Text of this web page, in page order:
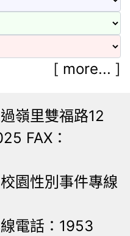
[ more... ]
嶺里雙福路12
FAX：
園性別事件專線
電話：1953